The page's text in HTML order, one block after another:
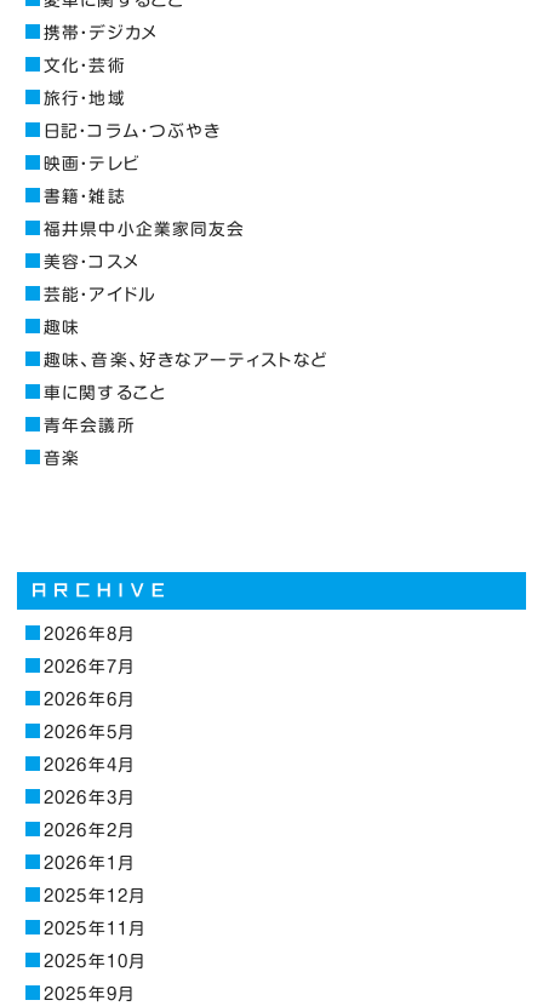
携帯・デジカメ
文化・芸術
旅行・地域
日記・コラム・つぶやき
映画・テレビ
書籍・雑誌
福井県中小企業家同友会
美容・コスメ
芸能・アイドル
趣味
趣味、音楽、好きなアーティストなど
車に関すること
青年会議所
音楽
2026年8月
2026年7月
2026年6月
2026年5月
2026年4月
2026年3月
2026年2月
2026年1月
2025年12月
2025年11月
2025年10月
2025年9月